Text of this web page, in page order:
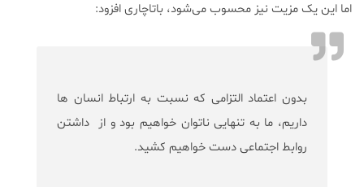
اما این یک مزیت نیز محسوب می‌شود، باتاچاری افزود:
بدون اعتماد التزامی که نسبت به ارتباط انسان ها
داریم، ما به تنهایی ناتوان خواهیم بود و از داشتن
روابط اجتماعی دست خواهیم کشید.